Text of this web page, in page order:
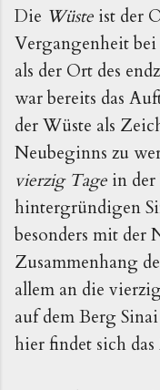
Die Wüste ist der
Vergangenheit
als der Ort des
war bereits das
der Wüste als
Neubeginns zu
vierzig Tage in der
hintergründigen
besonders mit der
Zusammenhang
allem an die
auf dem Berg
hier findet sich das